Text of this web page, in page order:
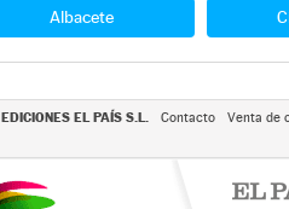
Albacete
EDICIONES EL PAÍS S.L. Contacto Venta de